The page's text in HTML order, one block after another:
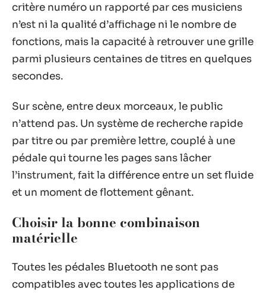
critère numéro un rapporté par ces musiciens
n’est ni la qualité d’affichage ni le nombre de
fonctions, mais la capacité à retrouver une grille
parmi plusieurs centaines de titres en quelques
secondes.
Sur scène, entre deux morceaux, le public
n’attend pas. Un système de recherche rapide
par titre ou par première lettre, couplé à une
pédale qui tourne les pages sans lâcher
l’instrument, fait la différence entre un set fluide
et un moment de flottement gênant.
Choisir la bonne combinaison
matérielle
Toutes les pédales Bluetooth ne sont pas
compatibles avec toutes les applications de